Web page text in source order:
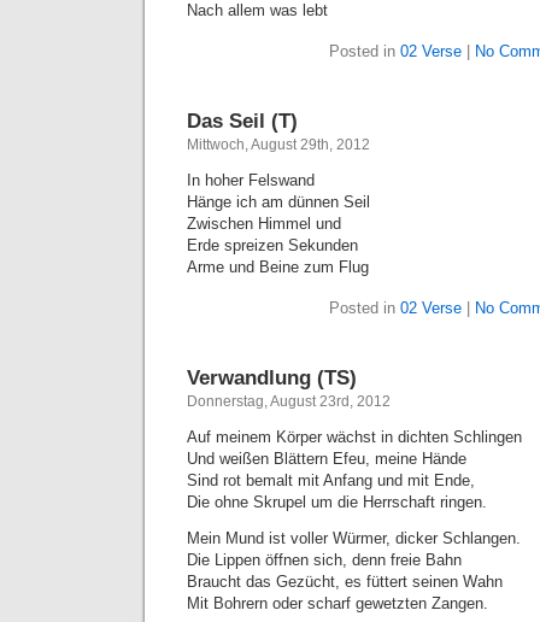
Nach allem was lebt
Posted in 02 Verse| No
Das Seil (T)
Mittwoch, August 29th, 2012
In hoher Felswand
Hänge ich am dünnen Seil
Zwischen Himmel und
Erde spreizen Sekunden
Arme und Beine zum Flug
Posted in 02 Verse| No
Verwandlung (TS)
Donnerstag, August 23rd, 2012
Auf meinem Körper wächst in dichten Schlingen
Und weißen Blättern Efeu, meine Hände
Sind rot bemalt mit Anfang und mit Ende,
Die ohne Skrupel um die Herrschaft ringen.
Mein Mund ist voller Würmer, dicker Schlangen.
Die Lippen öffnen sich, denn freie Bahn
Braucht das Gezücht, es füttert seinen Wahn
Mit Bohrern oder scharf gewetzten Zangen.